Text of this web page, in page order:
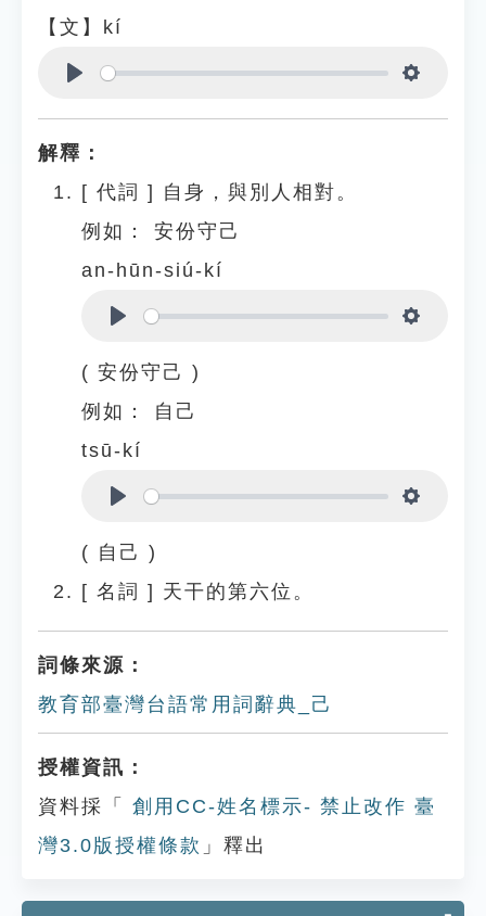
【文】kí
解釋：
[ 代詞 ] 自身，與別人相對。
例如：
安份守己
an-hūn-siú-kí
( 安份守己 )
例如：
自己
tsū-kí
( 自己 )
[ 名詞 ] 天干的第六位。
詞條來源：
教育部臺灣台語常用詞辭典_己
授權資訊：
資料採「
創用CC-姓名標示- 禁止改作 臺
灣3.0版授權條款 」釋出